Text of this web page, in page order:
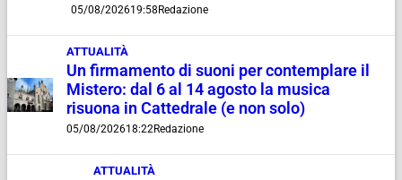
05/08/202619:58 Redazione
ATTUALITÀ
Un firmamento di suoni per contemplare il
Mistero: dal 6 al 14 agosto la musica
risuona in Cattedrale (e non solo)
05/08/202618:22Redazione
ATTUALITÀ